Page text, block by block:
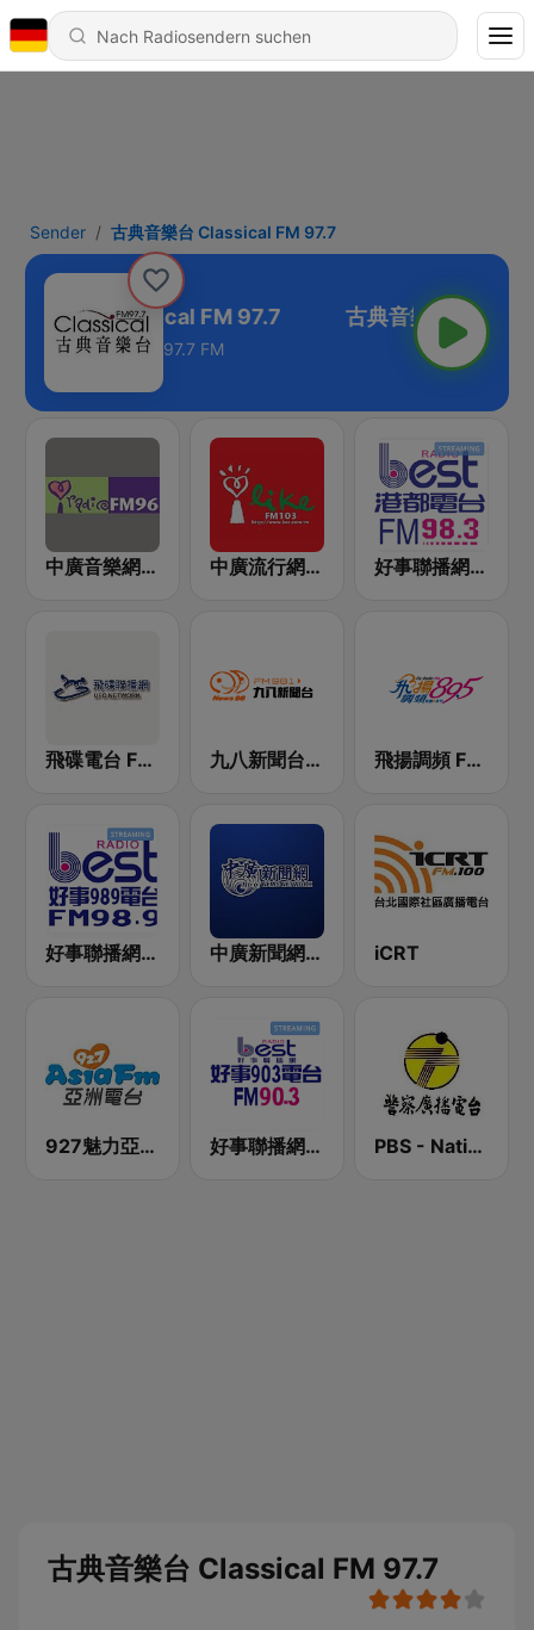
Sender 古典音樂台 Classical FM 97.7
音樂台 Classical FM 97.7
97.7 FM
中廣音樂網 i Radio FM96.3 中廣流行網 I like radio 好事聯播網 港都983 Best Radio FM98.3
飛碟電台 FM92.1 九八新聞台 News98 FM 98.1 飛揚調頻 FM 89.5
好事聯播網 Best Radio FM98.9 中廣新聞網 BCC News Radio iCRT
927魅力亞洲 Asia FM 亞洲電台 好事聯播網 Best Radio FM90.3 PBS - National Transportation
古典音樂台 Classical FM 97.7